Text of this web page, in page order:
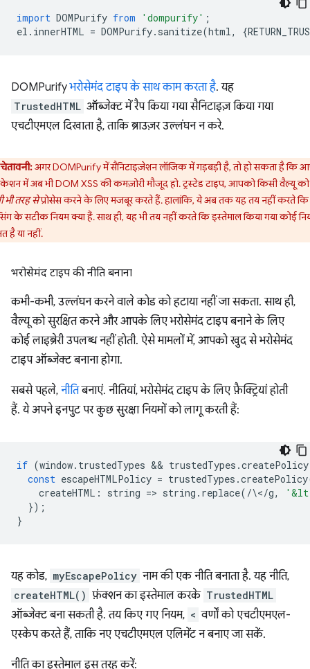
import DOMPurify from 'dompurify' ;
el . innerHTML = DOMPurify. sanitize(html , {
DOMPurifyभरोसेमंद टाइप के साथ काम करता है. यह
TrustedHTML ऑब्जेक्ट में रैप किया गया सैनिटाइज़ किया गया
एचटीएमएल दिखाता है, ताकि ब्राउज़र उल्लंघन न करे.
चेतावनी:अगर DOMPurify में सैनिटाइज़ेशन लॉजिक में गड़बड़ी है, तो हो सकता है कि
में अब भी DOM XSS की कमज़ोरी मौजूद हो. ट्रस्टेड टाइप, आपको किसी वैल्यू को
भी तरह सेप्रोसेस करने के लिए मजबूर करते हैं. हालांकि, ये अब तक यह तय नहीं करते कि
के सटीक नियम क्या हैं. साथ ही, यह भी तय नहीं करते कि इस्तेमाल किया गया कोई
है या नहीं.
भरोसेमंद टाइप की नीति बनाना
कभी-कभी, उल्लंघन करने वाले कोड को हटाया नहीं जा सकता. साथ ही,
वैल्यू को सुरक्षित करने और आपके लिए भरोसेमंद टाइप बनाने के लिए
कोई लाइब्रेरी उपलब्ध नहीं होती. ऐसे मामलों में, आपको खुद से भरोसेमंद
टाइप ऑब्जेक्ट बनाना होगा.
सबसे पहले, नीतिबनाएं. नीतियां, भरोसेमंद टाइप के लिए फ़ैक्ट्रियां होती
हैं. ये अपने इनपुट पर कुछ सुरक्षा नियमों को लागू करती हैं:
if (window. trustedTypes && trustedTypes .createPolicy
const escapeHTMLPolicy = trustedTypes .createPolicy
createHTML : string => string . replace( /\</g,
});
}
यह कोड, myEscapePolicy नाम की एक नीति बनाता है. यह नीति,
createHTML() फ़ंक्शन का इस्तेमाल करके TrustedHTML
ऑब्जेक्ट बना सकती है. तय किए गए नियम, < वर्णों को एचटीएमएल-
एस्केप करते हैं, ताकि नए एचटीएमएल एलिमेंट न बनाए जा सकें.
नीति का इस्तेमाल इस तरह करें: